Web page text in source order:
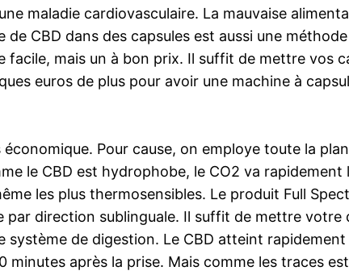
maladie cardiovasculaire. La mauvaise
CBD dans des capsules est aussi une
mais un à bon prix. Il suffit de mettre vos
euros de plus pour avoir une machine à
Pour cause, on employe toute la
le CBD est hydrophobe, le CO2 va rapidement
les plus thermosensibles. Le produit Full
direction sublinguale. Il suffit de mettre votre
de digestion. Le CBD atteint
après la prise. Mais comme les traces